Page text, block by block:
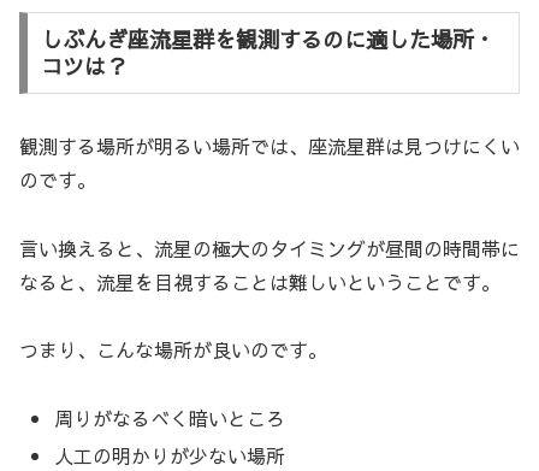
しぶんぎ座流星群を観測するのに適した場所・
コツは？
観測する場所が明るい場所では、座流星群は見つけにくい
のです。
言い換えると、流星の極大のタイミングが昼間の時間帯に
なると、流星を目視することは難しいということです。
つまり、こんな場所が良いのです。
周りがなるべく暗いところ
人工の明かりが少ない場所